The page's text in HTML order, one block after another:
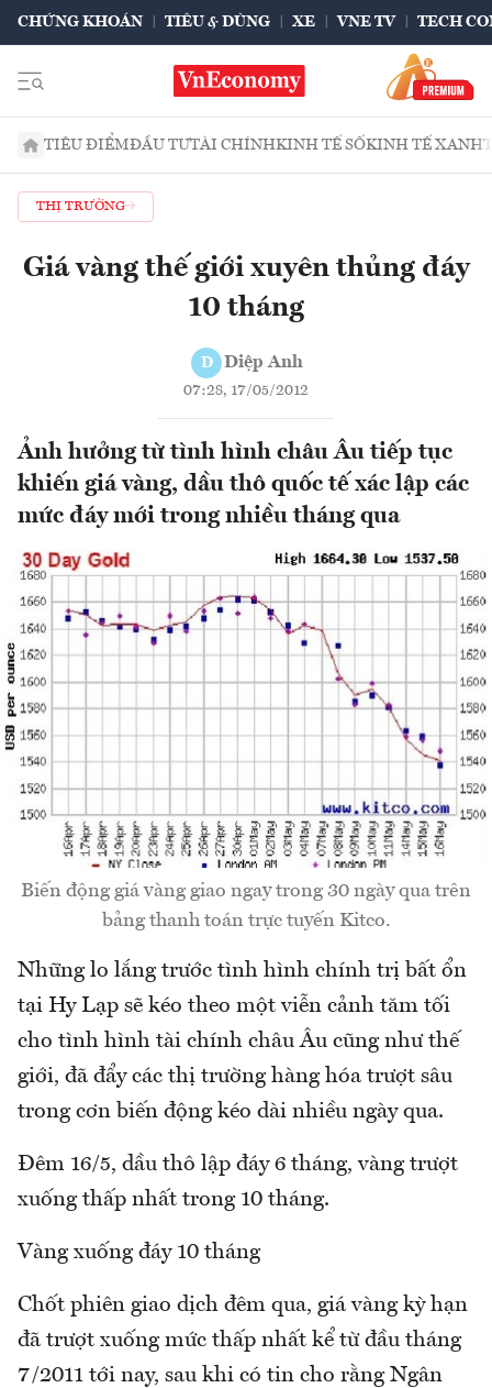
CHỨNG KHOÁN TIÊU & DÙNG XE VNE TV TECH
TIÊU ĐIỂMĐẦU TƯTÀI CHÍNHKINH TẾ SỐKINH TẾ XANH
THỊ TRƯỜNG
Giá vàng thế giới xuyên thủng đáy
10 tháng
D Diệp Anh
07:28, 17/05/2012
Ảnh hưởng từ tình hình châu Âu tiếp tục
khiến giá vàng, dầu thô quốc tế xác lập các
mức đáy mới trong nhiều tháng qua
Biến động giá vàng giao ngay trong 30 ngày qua trên
bảng thanh toán trực tuyến Kitco.
Những lo lắng trước tình hình chính trị bất ổn
tại Hy Lạp sẽ kéo theo một viễn cảnh tăm tối
cho tình hình tài chính châu Âu cũng như thế
giới, đã đẩy các thị trường hàng hóa trượt sâu
trong cơn biến động kéo dài nhiều ngày qua.
Đêm 16/5, dầu thô lập đáy 6 tháng, vàng trượt
xuống thấp nhất trong 10 tháng.
Vàng xuống đáy 10 tháng
Chốt phiên giao dịch đêm qua, giá vàng kỳ hạn
đã trượt xuống mức thấp nhất kể từ đầu tháng
7/2011 tới nay, sau khi có tin cho rằng Ngân